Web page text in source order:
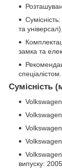
та
замка та
спеціалістом.
Сумісність
випуску: